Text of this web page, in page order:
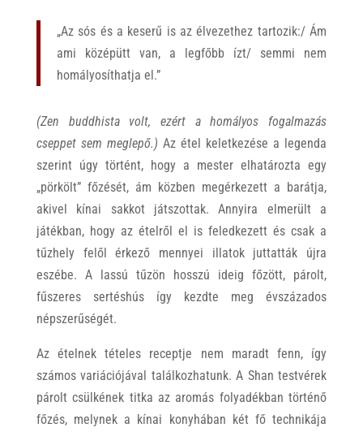
„Az sós és a keserű is az élvezethez tartozik:/ Ám
ami középütt van, a legfőbb ízt/ semmi nem
homályosíthatja el.”
(Zen buddhista volt, ezért a homályos fogalmazás
cseppet sem meglepő.) Az étel keletkezése a legenda
szerint úgy történt, hogy a mester elhatározta egy
„pörkölt” főzését, ám közben megérkezett a barátja,
akivel kínai sakkot játszottak. Annyira elmerült a
játékban, hogy az ételről el is feledkezett és csak a
tűzhely felől érkező mennyei illatok juttatták újra
eszébe. A lassú tűzön hosszú ideig főzött, párolt,
fűszeres sertéshús így kezdte meg évszázados
népszerűségét.
Az ételnek tételes receptje nem maradt fenn, így
számos variációjával találkozhatunk. A Shan testvérek
párolt csülkének titka az aromás folyadékban történő
főzés, melynek a kínai konyhában két fő technikája